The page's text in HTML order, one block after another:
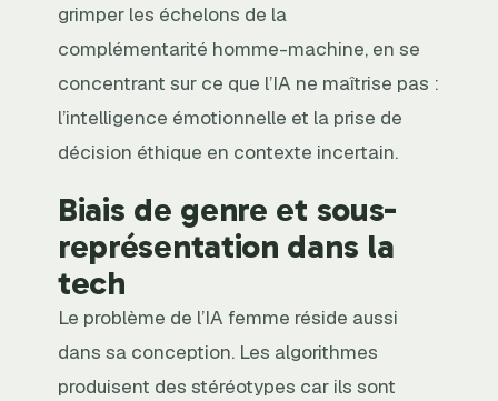
grimper les échelons de la
complémentarité homme-machine, en se
concentrant sur ce que l’IA ne maîtrise pas :
l’intelligence émotionnelle et la prise de
décision éthique en contexte incertain.
Biais de genre et sous-
représentation dans la
tech
Le problème de l’IA femme réside aussi
dans sa conception. Les algorithmes
produisent des stéréotypes car ils sont